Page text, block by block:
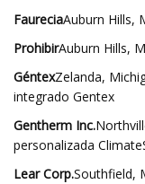
FaureciaAuburn Hills,
ProhibirAuburn Hills,
GéntexZelanda,
integrado Gentex
Gentherm Inc.
personalizada
Lear Corp.Southfield,